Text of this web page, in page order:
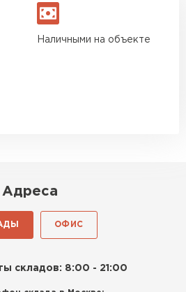
Наличными на объекте
Адреса
ОФИС
складов: 8:00 - 21:00